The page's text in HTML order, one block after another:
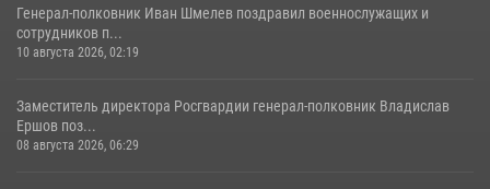
Генерал-полковник Иван Шмелев поздравил военнослужащих и
сотрудников п...
10 августа 2026, 02:19
Заместитель директора Росгвардии генерал-полковник Владислав
Ершов поз...
08 августа 2026, 06:29